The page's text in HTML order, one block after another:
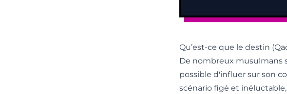
Qu’est-ce que le destin
De nombreux musulmans
possible d'influer sur son
scénario figé et